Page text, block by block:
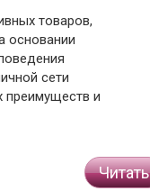
товаров,
основании
сети
преимуществ и
Читать